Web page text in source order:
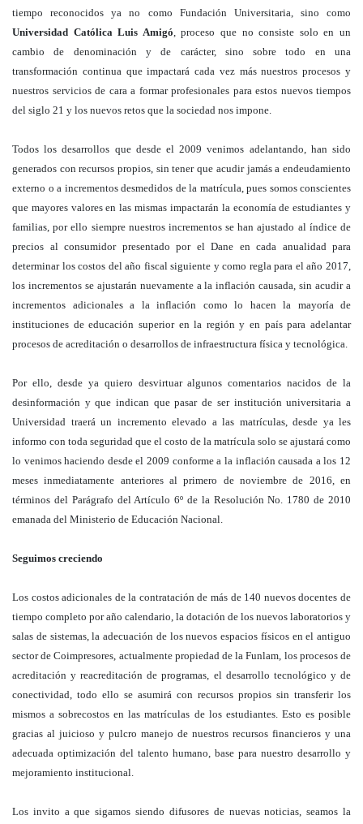
tiempo reconocidos ya no como Fundación Universitaria, sino como
Universidad Católica Luis Amigó , proceso que no consiste solo en un
cambio de denominación y de carácter, sino sobre todo en una
transformación continua que impactará cada vez más nuestros procesos y
nuestros servicios de cara a formar profesionales para estos nuevos tiempos
del siglo 21 y los nuevos retos que la sociedad nos impone.
Todos los desarrollos que desde el 2009 venimos adelantando, han sido
generados con recursos propios, sin tener que acudir jamás a endeudamiento
externo o a incrementos desmedidos de la matrícula, pues somos conscientes
que mayores valores en las mismas impactarán la economía de estudiantes y
familias, por ello siempre nuestros incrementos se han ajustado al índice de
precios al consumidor presentado por el Dane en cada anualidad para
determinar los costos del año fiscal siguiente y como regla para el año 2017,
los incrementos se ajustarán nuevamente a la inflación causada, sin acudir a
incrementos adicionales a la inflación como lo hacen la mayoría de
instituciones de educación superior en la región y en país para adelantar
procesos de acreditación o desarrollos de infraestructura física y tecnológica.
Por ello, desde ya quiero desvirtuar algunos comentarios nacidos de la
desinformación y que indican que pasar de ser institución universitaria a
Universidad traerá un incremento elevado a las matrículas, desde ya les
informo con toda seguridad que el costo de la matrícula solo se ajustará como
lo venimos haciendo desde el 2009 conforme a la inflación causada a los 12
meses inmediatamente anteriores al primero de noviembre de 2016, en
términos del Parágrafo del Artículo 6º de la Resolución No. 1780 de 2010
emanada del Ministerio de Educación Nacional.
Seguimos creciendo
Los costos adicionales de la contratación de más de 140 nuevos docentes de
tiempo completo por año calendario, la dotación de los nuevos laboratorios y
salas de sistemas, la adecuación de los nuevos espacios físicos en el antiguo
sector de Coimpresores, actualmente propiedad de la Funlam, los procesos de
acreditación y reacreditación de programas, el desarrollo tecnológico y de
conectividad, todo ello se asumirá con recursos propios sin transferir los
mismos a sobrecostos en las matrículas de los estudiantes. Esto es posible
gracias al juicioso y pulcro manejo de nuestros recursos financieros y una
adecuada optimización del talento humano, base para nuestro desarrollo y
mejoramiento institucional.
Los invito a que sigamos siendo difusores de nuevas noticias, seamos la